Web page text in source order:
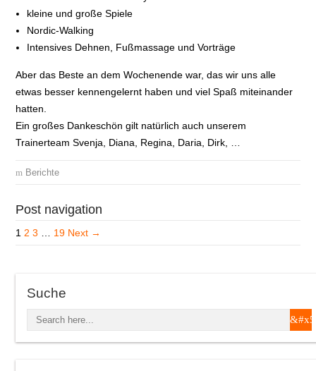
kleine und große Spiele
Nordic-Walking
Intensives Dehnen, Fußmassage und Vorträge
Aber das Beste an dem Wochenende war, das wir uns alle
etwas besser kennengelernt haben und viel Spaß miteinander
hatten.
Ein großes Dankeschön gilt natürlich auch unserem
Trainerteam Svenja, Diana, Regina, Daria, Dirk, …
Berichte
Post navigation
1 2 3 19 Next →
Suche